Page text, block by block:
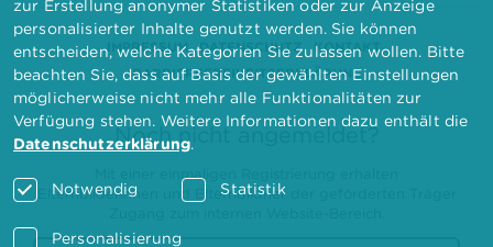
IMPRESSUM DATENSCHUTZ
KONTAKT
BARRIEREFREIHEITSERKLÄRUNG
Noch nicht angemeldet?
Elternbilderinnen und Elternbildner der geförderten Träger
zur Erstellung anonymer Statistiken oder zur Anzeige
personalisierter Inhalte genutzt werden. Sie können
entscheiden, welche Kategorien Sie zulassen wollen. Bitte
beachten Sie, dass auf Basis der gewählten Einstellungen
möglicherweise nicht mehr alle Funktionalitäten zur
Verfügung stehen. Weitere Informationen dazu enthält die
Datenschutzerklärung.
Notwendig Statistik
Personalisierung